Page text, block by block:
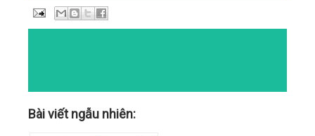
DATE
11:07 PM
Bài viết ngẫu nhiên: